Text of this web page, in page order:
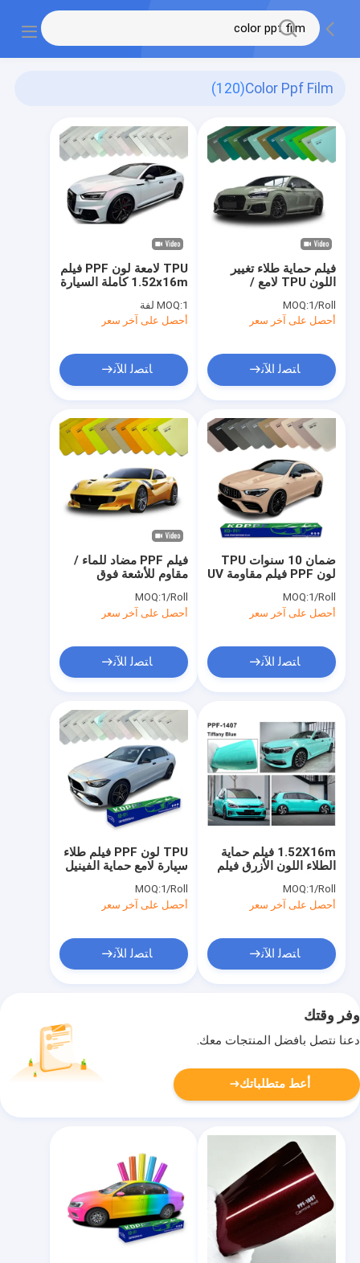
Color Ppf Film
(120)
TPU لامعة لون PPF فيلم
1.52x16m كاملة السيارة
مقاومة الأشعة فوق
البنفسجية
MOQ:1 لفة
أحصل على آخر سعر
ﺎﺘﺼﻟ ﺍﻶﻧ
فيلم حماية طلاء تغيير
اللون TPU لامع /
MOQ:1/Roll
أحصل على آخر سعر
ﺎﺘﺼﻟ ﺍﻶﻧ
فيلم PPF مضاد للماء /
مقاوم للأشعة فوق
جسم السيارة
MOQ:1/Roll
أحصل على آخر سعر
ﺎﺘﺼﻟ ﺍﻶﻧ
ضمان 10 سنوات TPU
لون PPF فيلم مقاومة UV
MOQ:1/Roll
أحصل على آخر سعر
ﺎﺘﺼﻟ ﺍﻶﻧ
TPU لون PPF فيلم طلاء
سيارة لامع حماية الفينيل
MOQ:1/Roll
أحصل على آخر سعر
ﺎﺘﺼﻟ ﺍﻶﻧ
1.52X16m فيلم حماية
الطلاء اللون الأزرق فيلم
MOQ:1/Roll
أحصل على آخر سعر
ﺎﺘﺼﻟ ﺍﻶﻧ
وفر وقتك
دعنا نتصل بأفضل المنتجات معك.
أعط متطلباتك